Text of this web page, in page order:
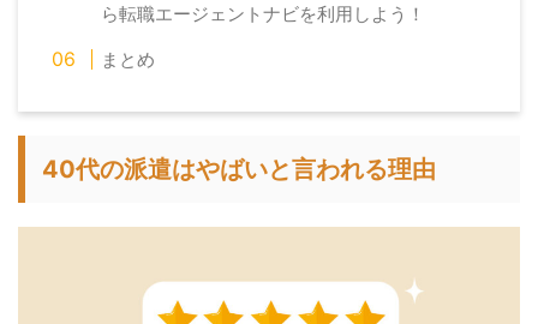
ら転職エージェントナビを利用しよう！
まとめ
40代の派遣はやばいと言われる理由